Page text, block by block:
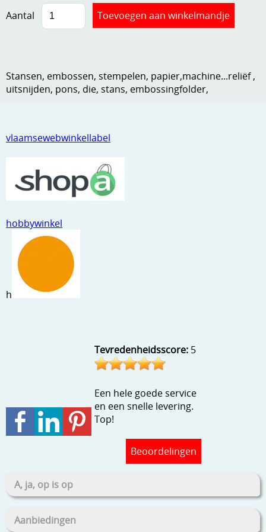
Kneedmateriaal
Merken
Papier en karton
Ribbelaar
Speciaal papier
Stans machine en embossing machines
Stempels en zo
vlaamsewebwinkellabel
hobbywinkel
h
Tevredenheidsscore: 5
Een hele goede service
en een snelle levering.
Top!
Beoordelingen
A, ja, op is op
Aanbiedingen
Aantal
Stansen, embossen, stempelen, papier,machine...reliëf ,
uitsnijden, pons, die, stans, embossingfolder,